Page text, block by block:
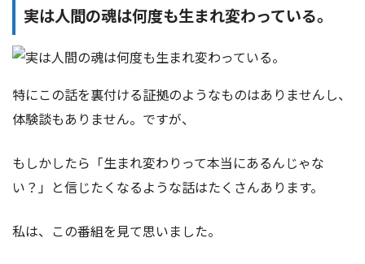
実は人間の魂は何度も生まれ変わっている。
特にこの話を裏付ける証拠のようなものはありませんし、
体験談もありません。ですが、
もしかしたら「生まれ変わりって本当にあるんじゃな
い？」と信じたくなるような話はたくさんあります。
私は、この番組を見て思いました。